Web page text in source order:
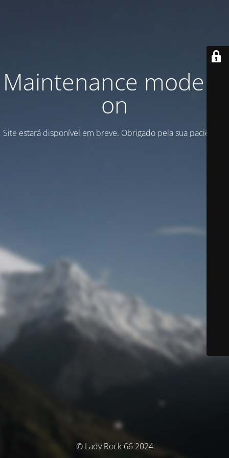
Maintenance mode is
on
Site estará disponível em breve. Obrigado pela sua paciência!
© Lady Rock 66 2024